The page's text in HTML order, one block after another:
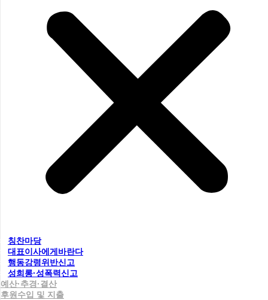
칭찬마당
대표이사에게바란다
행동강령위반신고
성희롱·성폭력신고
예산·추경·결산
후원수입 및 지출